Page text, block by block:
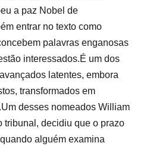
a paz Nobel de
entrar no texto como
palavras enganosas
interessados.É um dos
latentes, embora
transformados em
desses nomeados William
tribunal, decidiu que o prazo
alguém examina